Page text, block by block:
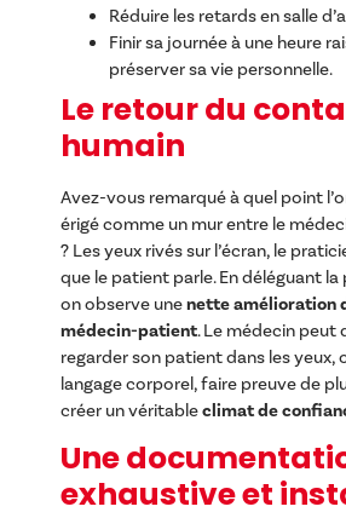
Réduire les retards en salle
Finir sa journée à une heure
préserver sa vie personnelle.
Le retour du
humain
Avez-vous remarqué à quel point
érigé comme un mur entre le
? Les yeux rivés sur l’écran, le
que le patient parle. En déléguant la
on observe unenette amélioration
médecin-patient. Le médecin peut
regarder son patient dans les yeux,
langage corporel, faire preuve de
créer un véritableclimat de
Une
exhaustive et